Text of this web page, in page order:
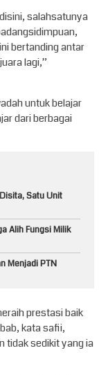
salahsatunya
bertanding antar
lagi,”
untuk belajar
dari berbagai
Satu Unit
Alih Fungsi Milik
Menjadi PTN
prestasi baik
kata safii,
tidak sedikit yang ia